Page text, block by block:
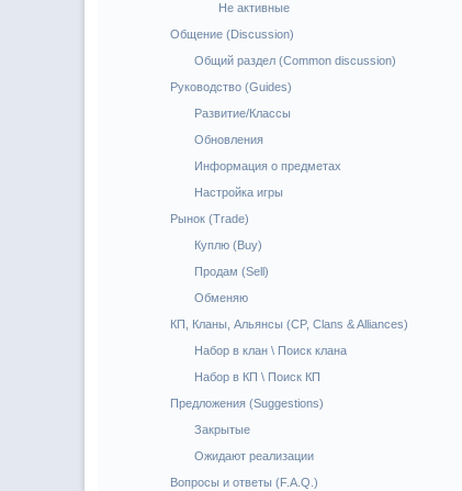
Не активные
Общение (Discussion)
Общий раздел (Common discussion)
Руководство (Guides)
Развитие/Классы
Обновления
Информация о предметах
Настройка игры
Рынок (Trade)
Куплю (Buy)
Продам (Sell)
Обменяю
КП, Кланы, Альянсы (CP, Clans & Alliances)
Набор в клан \ Поиск клана
Набор в КП \ Поиск КП
Предложения (Suggestions)
Закрытые
Ожидают реализации
Вопросы и ответы (F.A.Q.)